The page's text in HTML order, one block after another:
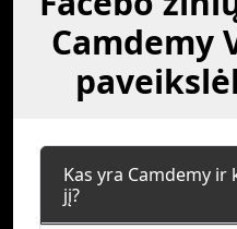
Camdemy
Kas yra Camdemy ir
jį?